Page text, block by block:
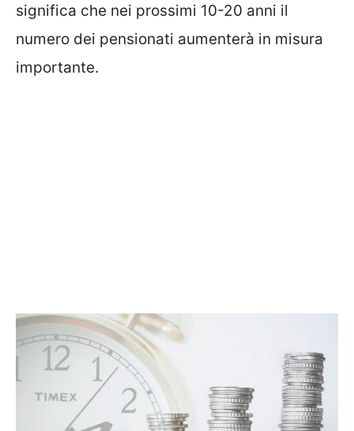
significa che nei prossimi 10-20 anni il
numero dei pensionati aumenterà in misura
importante.